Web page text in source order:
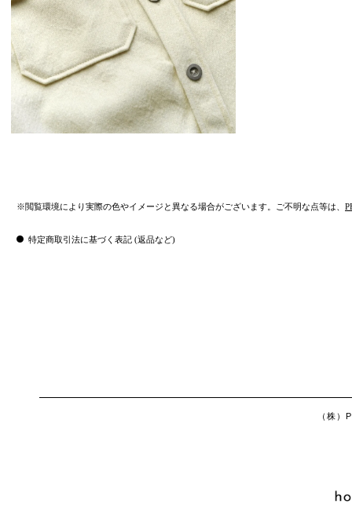
※閲覧環境により実際の色やイメージと異なる場合がございます。ご不明な点等は、
特定商取引法に基づく表記 (返品など)
（株